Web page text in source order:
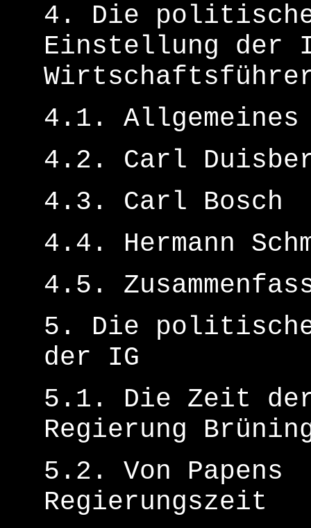
4. Die
Einstellung der
4.1. Allgemeines
4.2. Carl
4.3. Carl Bosch
4.4. Hermann
4.5.
5. Die politische
der IG
5.1. Die Zeit
Regierung
5.2. Von Papens
Regierungszeit